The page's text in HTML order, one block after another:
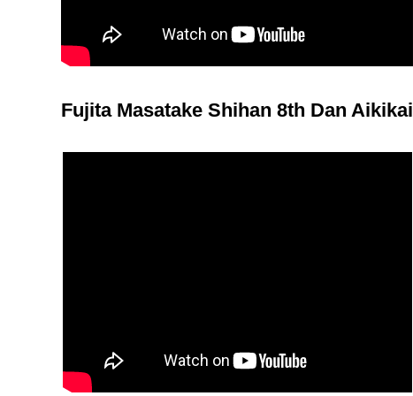
Fujita Masatake Shihan 8th Dan Aikikai